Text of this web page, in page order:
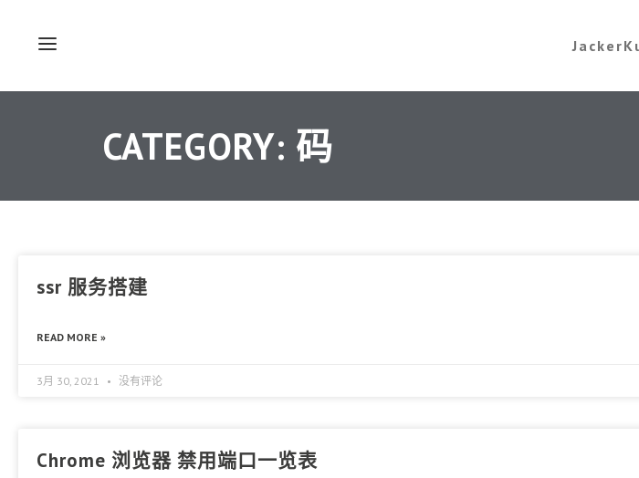
CATEGORY: 码
ssr 服务搭建
READ MORE »
3月 30, 2021 没有评论
Chrome 浏览器 禁用端口一览表